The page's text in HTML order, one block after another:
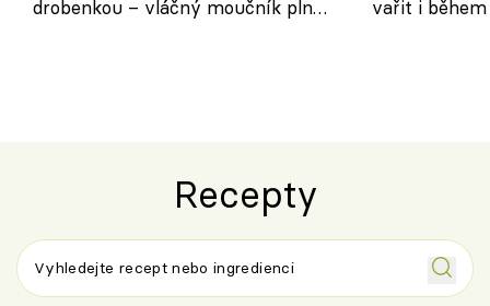
drobenkou – vláčný moučník plný
vařit i
Recepty